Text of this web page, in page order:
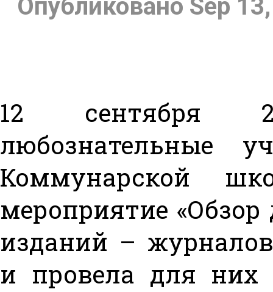
Опубликовано Sep
12 сентября
любознательные
Коммунарской
мероприятие «Обзор
изданий –
и провела для них